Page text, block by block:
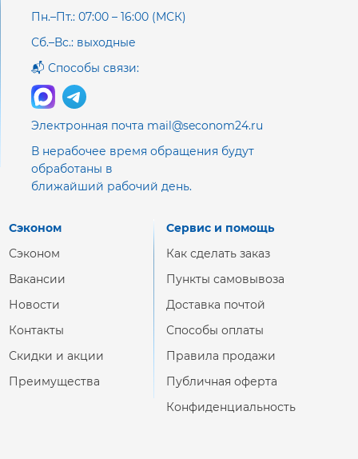
Пн.–Пт.: 07:00 – 16:00 (МСК)
Сб.–Вс.: выходные
📬 Способы связи:
Электронная почта mail@seconom24.ru
В нерабочее время обращения будут
обработаны в
ближайший рабочий день.
Сэконом
Сэконом
Вакансии
Новости
Контакты
Скидки и акции
Преимущества
Сервис и помощь
Как сделать заказ
Пункты самовывоза
Доставка почтой
Способы оплаты
Правила продажи
Публичная оферта
Конфиденциальность